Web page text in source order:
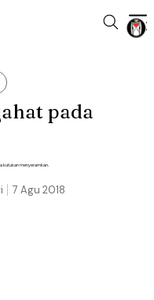
pada
kutukan menyeramkan.
7 Agu 2018